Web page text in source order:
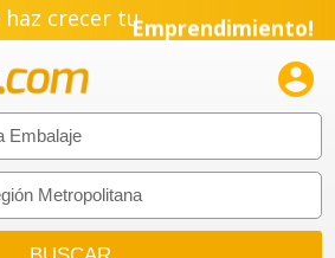
crecer tuPyme!
Emprendimiento!
